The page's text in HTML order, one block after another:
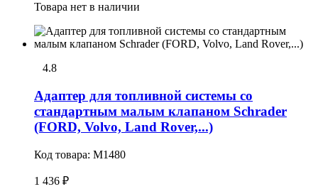
Товара нет в наличии
4.8
Адаптер для топливной системы со
стандартным малым клапаном Schrader
(FORD, Volvo, Land Rover,...)
Код товара: M1480
1 436 ₽